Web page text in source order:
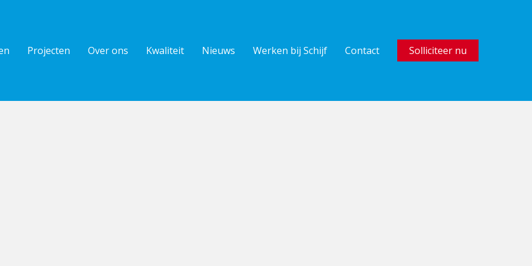
Projecten Over ons Kwaliteit Nieuws Werken bij Schijf Contact Solliciteer nu